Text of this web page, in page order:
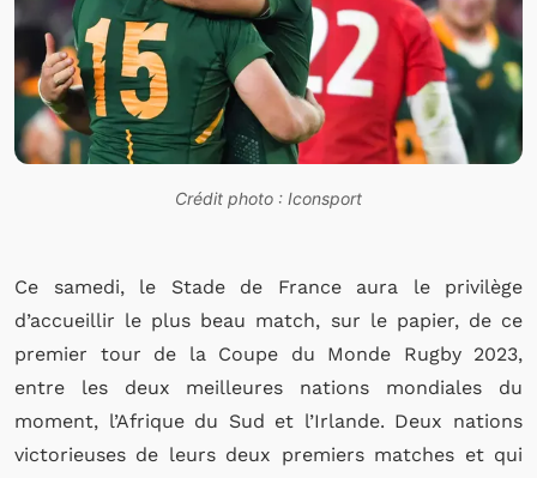
Crédit photo : Iconsport
Ce samedi, le Stade de France aura le privilège
d’accueillir le plus beau match, sur le papier, de ce
premier tour de la Coupe du Monde Rugby 2023,
entre les deux meilleures nations mondiales du
moment, l’Afrique du Sud et l’Irlande. Deux nations
victorieuses de leurs deux premiers matches et qui